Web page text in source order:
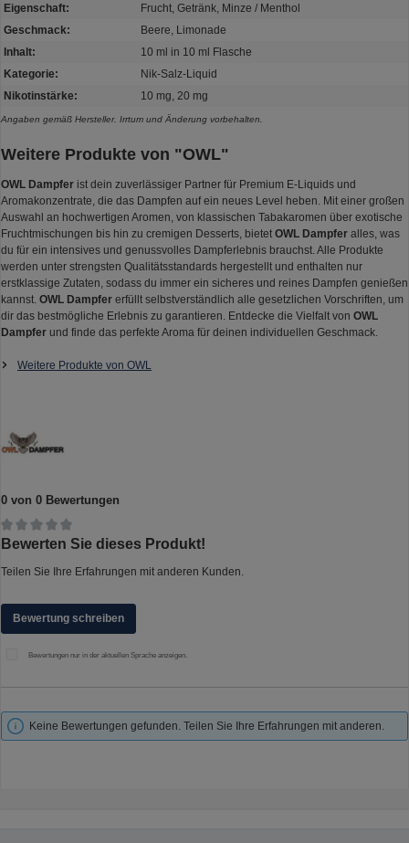
Eigenschaft:
Frucht, Getränk, Minze / Menthol
Geschmack:
Beere, Limonade
Inhalt:
10 ml in 10 ml Flasche
Kategorie:
Nik-Salz-Liquid
Nikotinstärke:
10 mg, 20 mg
Angaben gemäß Hersteller. Irrtum und Änderung vorbehalten.
Weitere Produkte von "OWL"
OWL Dampfer ist dein zuverlässiger Partner für Premium E-Liquids und
Aromakonzentrate, die das Dampfen auf ein neues Level heben. Mit einer großen
Auswahl an hochwertigen Aromen, von klassischen Tabakaromen über exotische
Fruchtmischungen bis hin zu cremigen Desserts, bietet OWL Dampfer alles, was
du für ein intensives und genussvolles Dampferlebnis brauchst. Alle Produkte
werden unter strengsten Qualitätsstandards hergestellt und enthalten nur
erstklassige Zutaten, sodass du immer ein sicheres und reines Dampfen genießen
kannst. OWL Dampfer erfüllt selbstverständlich alle gesetzlichen Vorschriften, um
dir das bestmögliche Erlebnis zu garantieren. Entdecke die Vielfalt von OWL
Dampfer und finde das perfekte Aroma für deinen individuellen Geschmack.
Weitere Produkte von OWL
0 von 0 Bewertungen
Durchschnittliche Bewertung von 0 von 5 Sternen
Bewerten Sie dieses Produkt!
Teilen Sie Ihre Erfahrungen mit anderen Kunden.
Bewertung schreiben
Bewertungen nur in der aktuellen Sprache anzeigen.
Keine Bewertungen gefunden. Teilen Sie Ihre Erfahrungen mit anderen.